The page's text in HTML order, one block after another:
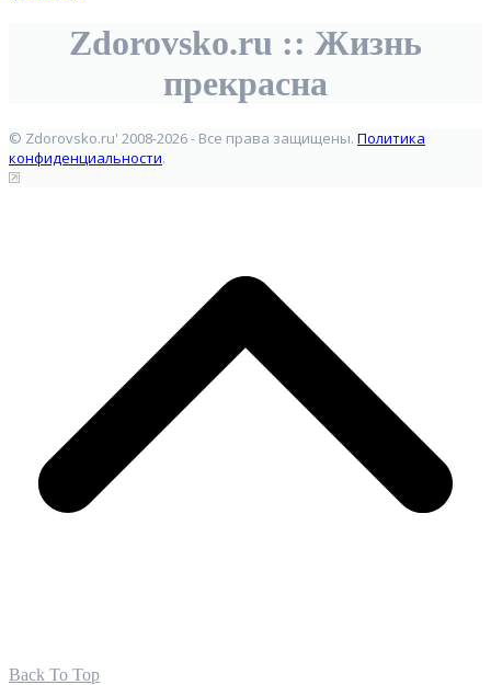
Zdorovsko.ru :: Жизнь
прекрасна
© Zdorovsko.ru' 2008-2026 - Все права защищены. Политика
конфиденциальности.
Back To Top